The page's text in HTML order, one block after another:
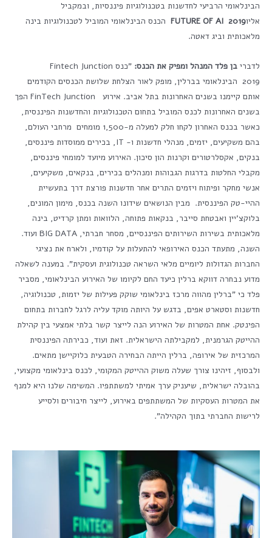
הבינלאומי הרביעי לחדשנות בטכנולוגיות פיננסיות, ובמקביל
אליו2019
FUTURE OF AI הכנס הבינלאומי המוביל לטכנולוגיות בינה
מלאכותית וביג דאטה.
לדברי בן פלד המנהל ומפיק את הכנס:
"כנס Fintech Junction
2019 הבינלאומי בברלין, מופק לאור הצלחת שלושת הכנסים הקודמים
אותם קיימנו בשנים האחרונות בתל אביב. אירוע FinTech Junction הפך
בשנים האחרונות לכנס המוביל בתחום הטכנולוגיות והחדשנות הפיננסית,
כאשר בכנס האחרון לקחו חלק למעלה מ-1,500 מומחים מרחבי העולם,
בהם משקיעים, יזמים, מנהלי חדשנות ו- IT, בכירים ממוסדות פיננסים,
בנקים, אקסלרטורים וקרנות הון סיכון. האירוע מיועד למומחי פיננסים,
מקבלי החלטות בדרגות הגבוהות ומנהלים בכירים, בנקאים, משקיעים,
אנשי מחקר ופיתוח ויזמים התרים אחר חדשנות פורצת דרך בתעשיית
ההיי-טק הפיננסית. מבין הנושאים שידונו השנה בכנס, מימון המונים,
בלוקצ'יין ואבטחת סייבר, בנקאות פתוחה, הלוואות ומתן קרדיט, בינה
מלאכותית בשירות השירותים הפיננסיים, מסחר חברתי, BIG DATA ועוד.
השנה, מתעתד הכנס האירופאי להתעלות על קודמיו, ולארח את נציגי
החברות הגדולות ליומיים מלאי השראה טכנולוגית ועסקית". במענה לשאלה
מדוע נבחרה דווקא ברלין כיעד החם לקיומו של האירוע הבינלאומי, מסביר
פלד כי "ברלין מהווה מרכז בינלאומי שוקק פעילות של יזמות, טכנולוגיה,
חדשנות וסטארט אפים, בדגש על היותה מוקד עליה לרגל לחברות בתחום
הפינטק. אחת המטרות של האירוע הנה לייצר קשר בלתי אמצעי בין קהילת
ההייטק הגרמנית, למקבילתה הישראלית. זאת ועוד, כבירתה הפיננסית
המרכזית של אירופה, ברלין הייתה הבחירה הטבעית כלוקיישן מתאים.
ולבסוף, זיהינו צורך שעלה משוק ההייטק המקומי, לכנס בינלאומי מקצועי,
בהובלה ישראלית, שיעניק ערך אמיתי למשתתפיו. המשימה שלנו היא למנף
את המטרות העסקיות של המשתתפים באירוע, לייצר חיבורים ולסייע
לרישות החברתי בתוך הקהילה".